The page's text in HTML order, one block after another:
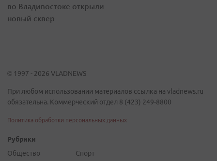
во Владивостоке открыли
новый сквер
© 1997 - 2026 VLADNEWS
При любом использовании материалов ссылка на vladnews.ru
обязательна. Коммерческий отдел 8 (423) 249-8800
Политика обработки персональных данных
Рубрики
Общество
Спорт